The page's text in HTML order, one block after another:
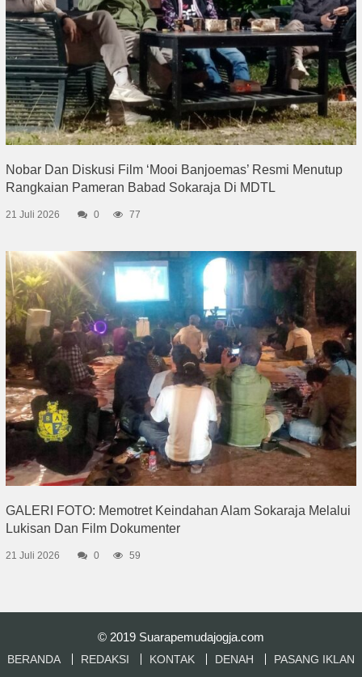
Nobar Dan Diskusi Film ‘Mooi Banjoemas’ Resmi Menutup
Rangkaian Pameran Babad Sokaraja Di MDTL
21 Juli 2026 0 77
GALERI FOTO: Memotret Keindahan Alam Sokaraja Melalui
Lukisan Dan Film Dokumenter
21 Juli 2026 0 59
© 2019 Suarapemudajogja.com
BERANDA REDAKSI KONTAK DENAH PASANG IKLAN